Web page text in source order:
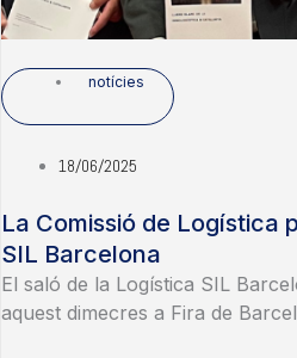
notícies
18/06/2025
La Comissió de Logística
SIL Barcelona
El saló de la Logística SIL
aquest dimecres a Fira de